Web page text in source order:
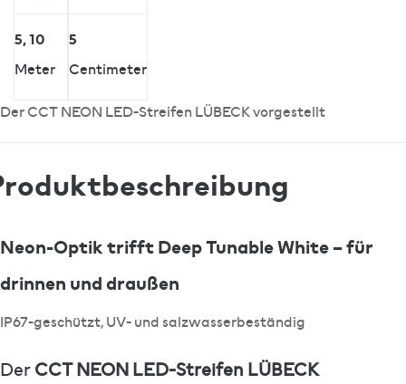
5, 10
Meter
5
Centimeter
Der CCT NEON LED-Streifen LÜBECK vorgestellt
Neon-Optik trifft Deep Tunable White – für
drinnen und draußen
IP67-geschützt, UV- und salzwasserbeständig
DerCCT NEON LED-Streifen LÜBECK